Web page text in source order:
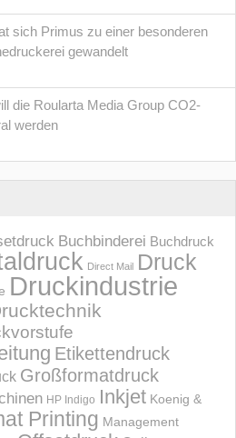
sich Primus zu einer besonderen
gewandelt
die Roularta Media Group CO2-
werden
Buchbinderei Buchdruck
Direct Mail Druck
Druckindustrie
Etikettendruck
Großformatdruck
HP Indigo Inkjet Koenig &
Printing Management